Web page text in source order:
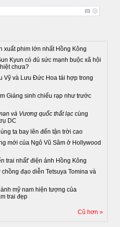
xuất phim lớn nhất Hồng Kông
Kyun có đủ sức mạnh buộc xã hội
chưa?
Vỹ và Lưu Đức Hoa tái hợp trong
Giáng sinh chiếu rạp như trước
và Vương quốc thất lạc cùng
DC
ta bay lên đến tận trời cao
mới của Ngô Vũ Sâm ở Hollywood
trai nhất' điện ảnh Hồng Kông
đạo diễn Tetsuya Tomina và
mỹ nam hiện tượng của
trai đẹp
Cũ hơn »